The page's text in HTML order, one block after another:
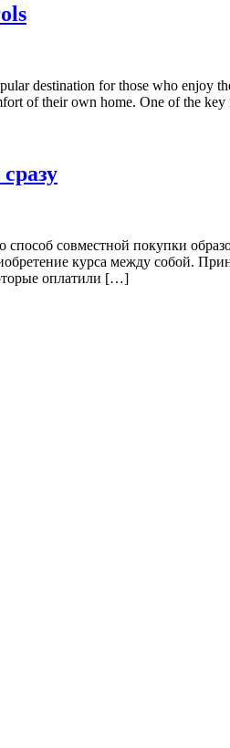
destination for those who
of their own home. One of the
совместной покупки
курса между собой.
оплатили […]